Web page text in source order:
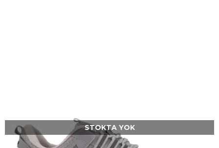
STOKTA YOK